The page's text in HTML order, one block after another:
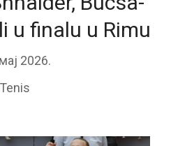
u finalu u Rimu
2026.
Tenis